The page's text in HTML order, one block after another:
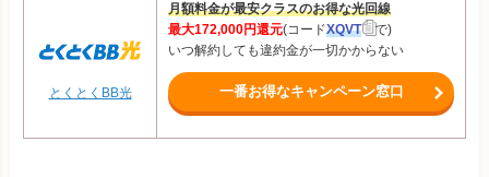
とくとくBB光
月額料金が最安クラスのお得な光回線
最大172,000円還元(コードXQVT
で)
いつ解約しても違約金が一切かからない
一番お得なキャンペーン窓口